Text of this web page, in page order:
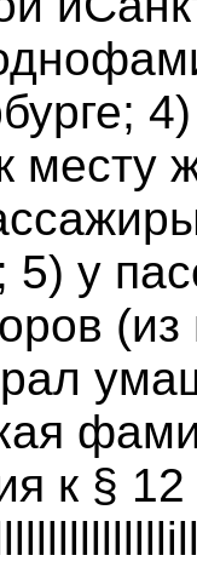
месту
5) у
(из
к §